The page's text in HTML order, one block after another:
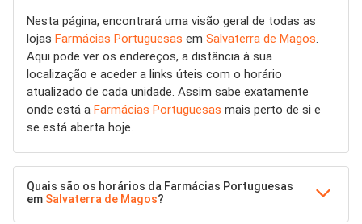
Nesta página, encontrará uma visão geral de todas as
lojas Farmácias Portuguesas em Salvaterra de Magos.
Aqui pode ver os endereços, a distância à sua
localização e aceder a links úteis com o horário
atualizado de cada unidade. Assim sabe exatamente
onde está a Farmácias Portuguesas mais perto de si e
se está aberta hoje.
Quais são os horários da Farmácias Portuguesas
em Salvaterra de Magos?